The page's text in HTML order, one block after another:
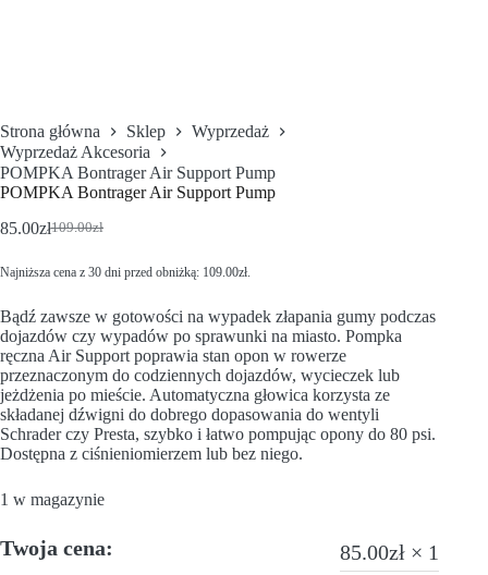
Strona główna Sklep
Wyprzedaż
Wyprzedaż Akcesoria
POMPKA Bontrager Air Support Pump
POMPKA Bontrager Air Support Pump
109.00zł
85.00zł
Najniższa cena z 30 dni przed obniżką: 109.00zł.
Bądź zawsze w gotowości na wypadek złapania gumy podczas
dojazdów czy wypadów po sprawunki na miasto. Pompka
ręczna Air Support poprawia stan opon w rowerze
przeznaczonym do codziennych dojazdów, wycieczek lub
jeżdżenia po mieście. Automatyczna głowica korzysta ze
składanej dźwigni do dobrego dopasowania do wentyli
Schrader czy Presta, szybko i łatwo pompując opony do 80 psi.
Dostępna z ciśnieniomierzem lub bez niego.
1 w magazynie
Twoja cena: 85.00zł × 1